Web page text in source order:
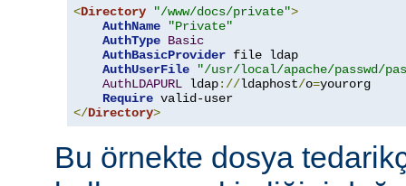
<Directory "/www/docs/private">
AuthName
"Private"
AuthType Basic
AuthBasicProvider file ldap
AuthUserFile
"/usr/local/apache/passwd/
AuthLDAPURL ldap://ldaphost/o=yourorg
Require
</Directory>
Bu örnekte dosya